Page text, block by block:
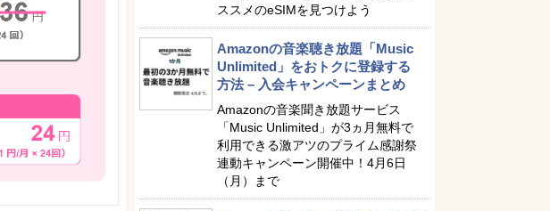
ススメのeSIMを見つけよう
Amazonの音楽聴き放題「Music
Unlimited」をおトクに登録する
方法 – 入会キャンペーンまとめ
Amazonの音楽聞き放題サービス
「Music Unlimited」が3ヵ月無料で
利用できる激アツのプライム感謝祭
連動キャンペーン開催中！4月6日
（月）まで